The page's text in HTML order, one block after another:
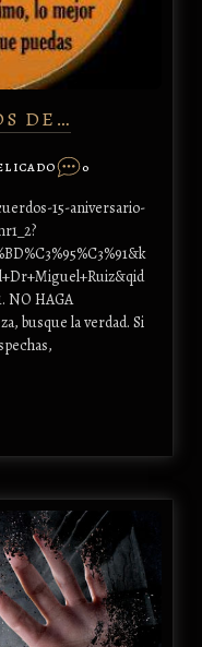
DE…
0
15-aniversario-
NO HAGA
busque la verdad. Si